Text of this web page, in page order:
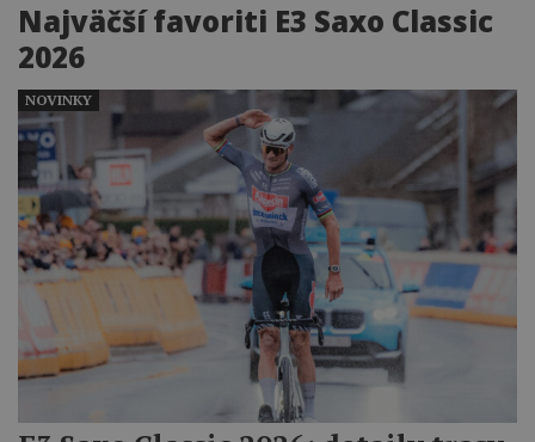
Najväčší favoriti E3 Saxo Classic
2026
NOVINKY